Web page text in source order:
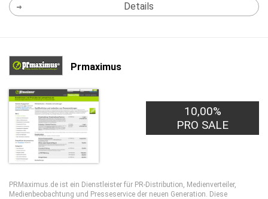
Details
Prmaximus
2,00€
PRO LEAD
10,00%
PRO SALE
PRMaximus.de ist ein Dienstleister für PR-Distribution, Medienverteiler,
Medienbeobachtung und Presseservice der neuen Generation. Diese